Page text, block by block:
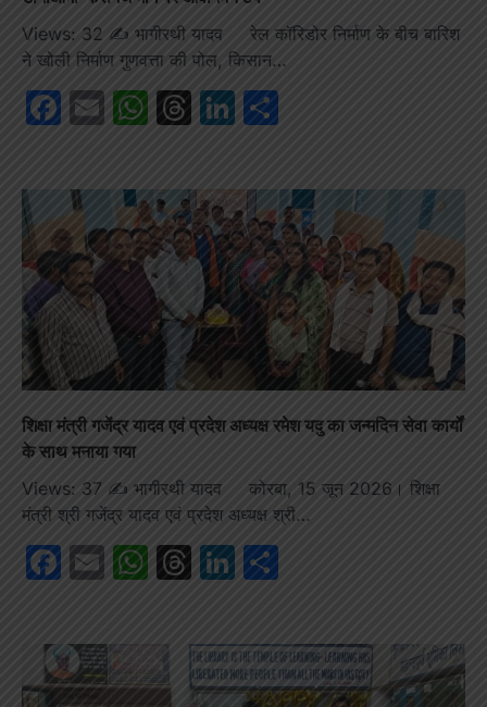
Views: 32 ✍️ भागीरथी यादव रेल कॉरिडोर निर्माण के बीच बारिश
ने खोली निर्माण गुणवत्ता की पोल, किसान…
Facebook
EmailWhatsApp
Threads
LinkedIn
शिक्षा मंत्री गजेंद्र यादव एवं प्रदेश अध्यक्ष रमेश यदु का जन्मदिन सेवा कार्यों
के साथ मनाया गया
Views: 37 ✍️ भागीरथी यादव कोरबा, 15 जून 2026। शिक्षा
मंत्री श्री गजेंद्र यादव एवं प्रदेश अध्यक्ष श्री…
Facebook
EmailWhatsApp
Threads
LinkedIn